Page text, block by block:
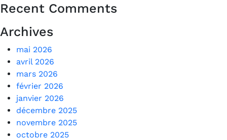
Recent Comments
Archives
mai 2026
avril 2026
mars 2026
février 2026
janvier 2026
décembre 2025
novembre 2025
octobre 2025